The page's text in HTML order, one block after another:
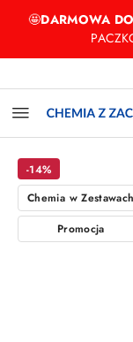
Przejdź do
Przejdź do
Przejdź do
Przejdź do
Przejdź do
Przejdź do
🤩DARMOWA
-14%
Chemia w Zestawach
Promocja